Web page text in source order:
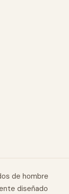
de hombre
diseñado